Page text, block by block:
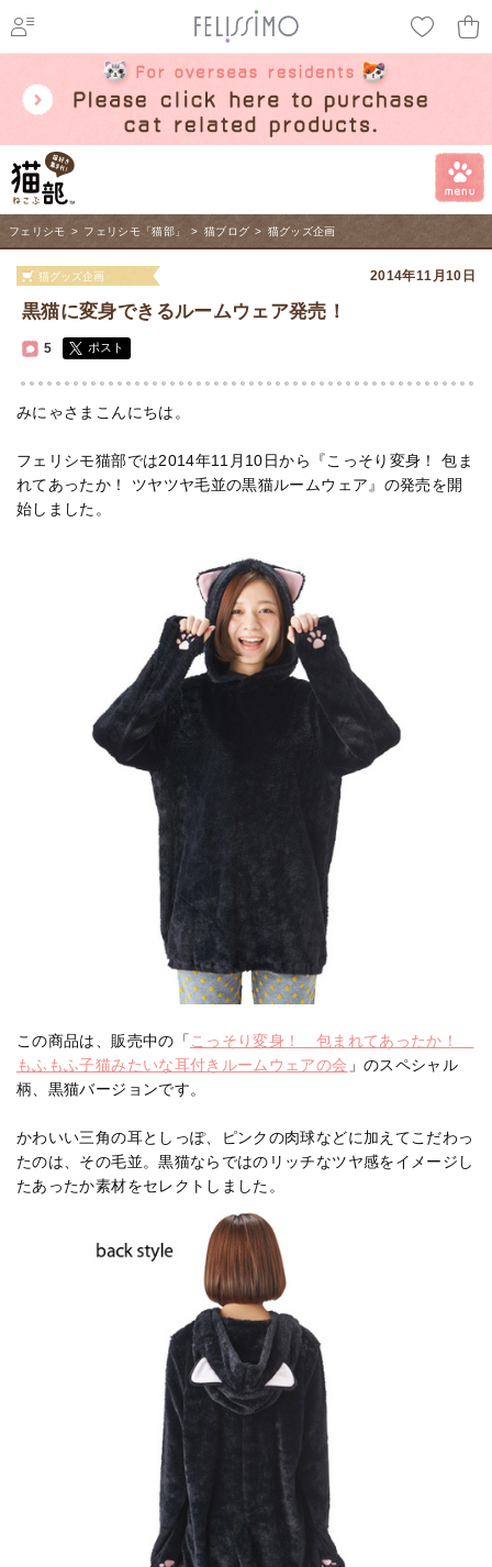
フェリシモ > フェリシモ「猫部」 > 猫ブログ > 猫グッズ企画
猫グッズ企画 2014年11月10日
黒猫に変身できるルームウェア発売！
5 ポスト
みにゃさまこんにちは。
フェリシモ猫部では2014年11月10日から『こっそり変身！ 包ま
れてあったか！ ツヤツヤ毛並の黒猫ルームウェア』の発売を開
始しました。
この商品は、販売中の「 こっそり変身！ 包まれてあったか！
もふもふ子猫みたいな耳付きルームウェアの会 」のスペシャル
柄、黒猫バージョンです。
かわいい三角の耳としっぽ、ピンクの肉球などに加えてこだわっ
たのは、その毛並。黒猫ならではのリッチなツヤ感をイメージし
たあったか素材をセレクトしました。